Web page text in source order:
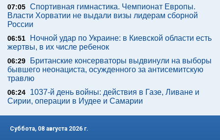
07:05 Спортивная гимнастика. Чемпионат Европы.
Власти Хорватии не выдали визы лидерам сборной
России
06:51
Ночной удар по Украине: в Киевской области есть
жертвы, в их числе ребенок
06:29
Британские консерваторы выдвинули на выборы
бывшего неонациста, осужденного за антисемитскую
травлю
06:24
1037-й день войны: действия в Газе, Ливане и
Сирии, операции в Иудее и Самарии
Суббота, 08 августа 2026 г.